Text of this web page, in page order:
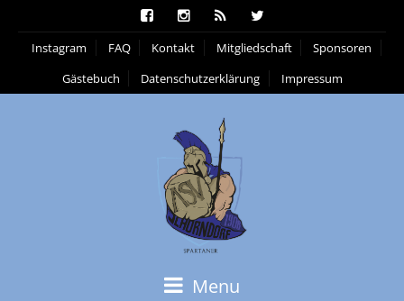
Instagram FAQ Kontakt Mitgliedschaft
Sponsoren
Gästebuch
Datenschutzerklärung Impressum
Menu